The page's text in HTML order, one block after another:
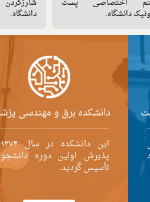
دانشگاه. دانشگاه.
دانشکده برق و مهندسی
پذیرش اولین دوره
تأسیس گردید.